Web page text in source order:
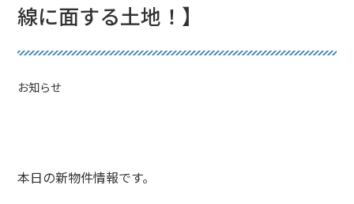
線に面する土地！】
お知らせ
本日の新物件情報です。